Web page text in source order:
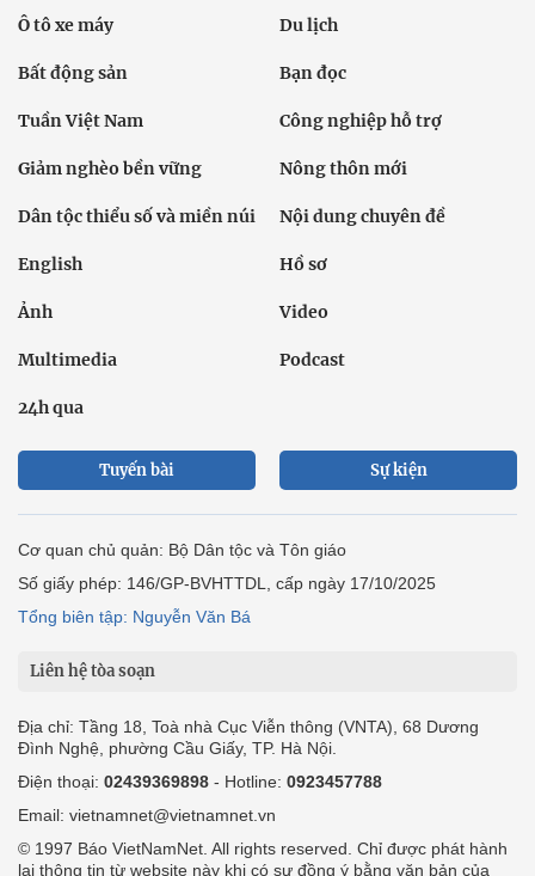
Ô tô xe máy Du lịch
Bất động sản Bạn đọc
Tuần Việt Nam Công nghiệp hỗ trợ
Giảm nghèo bền vững Nông thôn mới
Dân tộc thiểu số và miền núi Nội dung chuyên đề
English Hồ sơ
Ảnh Video
Multimedia Podcast
24h qua
Tuyến bài Sự kiện
Cơ quan chủ quản: Bộ Dân tộc và Tôn giáo
Số giấy phép: 146/GP-BVHTTDL, cấp ngày 17/10/2025
Tổng biên tập: Nguyễn Văn Bá
Liên hệ tòa soạn
Địa chỉ: Tầng 18, Toà nhà Cục Viễn thông (VNTA), 68 Dương
Đình Nghệ, phường Cầu Giấy, TP. Hà Nội.
Điện thoại: 02439369898 - Hotline: 0923457788
Email: vietnamnet@vietnamnet.vn
© 1997 Báo VietNamNet. All rights reserved. Chỉ được phát hành
lại thông tin từ website này khi có sự đồng ý bằng văn bản của